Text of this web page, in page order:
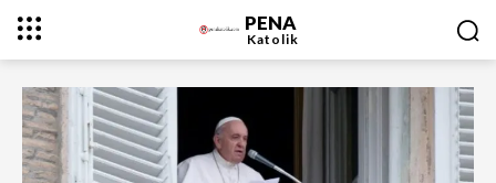
PENA
Katolik